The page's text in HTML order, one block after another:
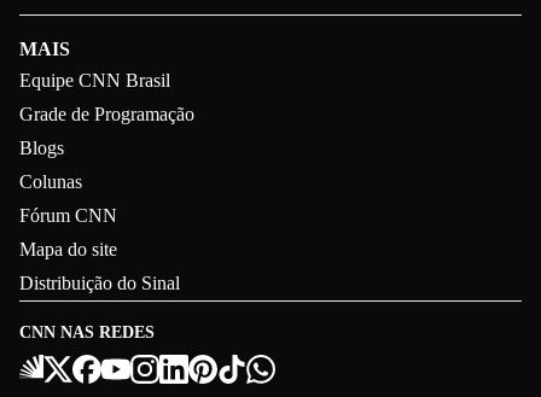
CNN NAS REDES
MAIS
Equipe CNN Brasil
Grade de Programação
Blogs
Colunas
Fórum CNN
Mapa do site
Distribuição do Sinal